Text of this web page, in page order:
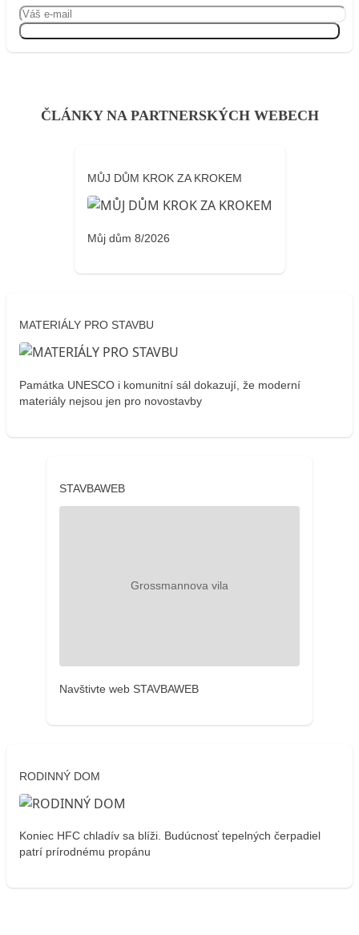
ČLÁNKY NA PARTNERSKÝCH WEBECH
MŮJ DŮM KROK ZA KROKEM
Můj dům 8/2026
MATERIÁLY PRO STAVBU
Památka UNESCO i komunitní sál dokazují, že moderní
materiály nejsou jen pro novostavby
STAVBAWEB
Navštivte web STAVBAWEB
RODINNÝ DOM
Koniec HFC chladív sa blíži. Budúcnosť tepelných čerpadiel
patrí prírodnému propánu